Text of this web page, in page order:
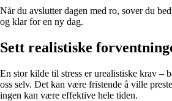
Når du avslutter dagen med ro, sover du
og klar for en ny dag.
Sett realistiske
En stor kilde til stress er urealistiske krav –
oss selv. Det kan være fristende å ville
ingen kan være effektive hele tiden.